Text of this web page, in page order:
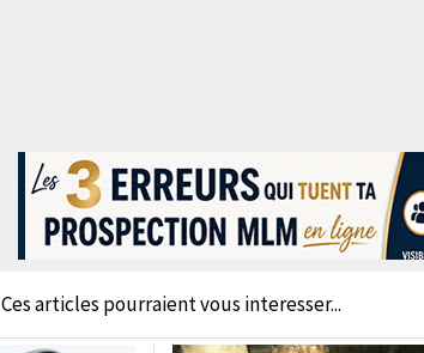
Ces articles pourraient vous interesser...